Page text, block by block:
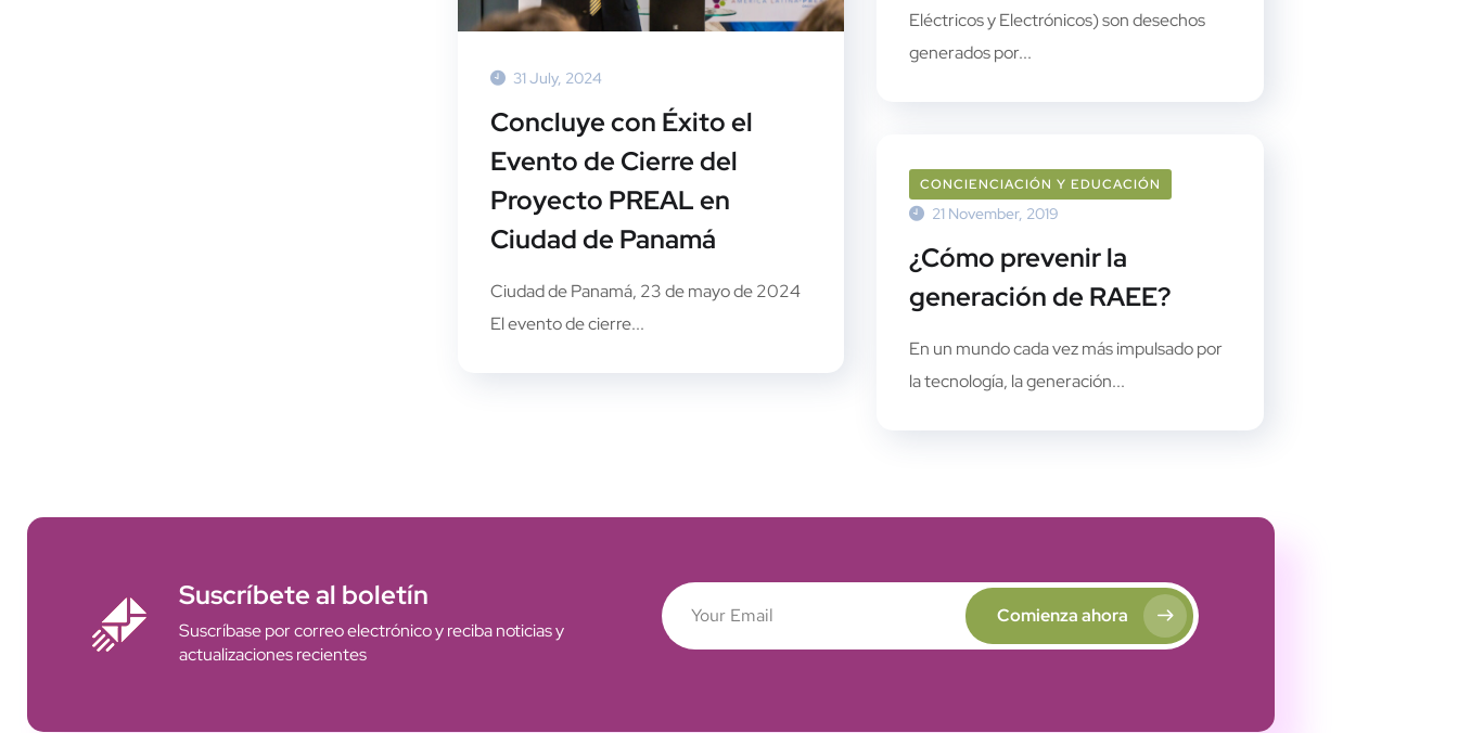
31 July, 2024
Concluye con Éxito el
Evento de Cierre del
Proyecto PREAL en
Ciudad de Panamá
Ciudad de Panamá, 23 de mayo de 2024
El evento de cierre...
Eléctricos y Electrónicos) son desechos
generados por...
CONCIENCIACIÓN Y EDUCACIÓN
21 November, 2019
¿Cómo prevenir la
generación de RAEE?
En un mundo cada vez más impulsado por
la tecnología, la generación...
Suscríbete al boletín
Suscríbase por correo electrónico y reciba noticias y
actualizaciones recientes
Comienza ahora